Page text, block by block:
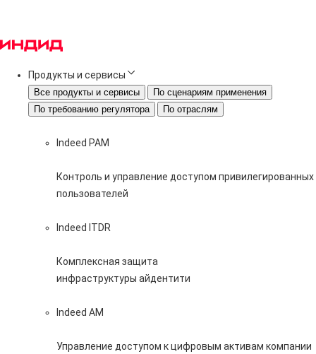
Продукты и сервисы
Все продукты и сервисы
По сценариям применения
По требованию регулятора
По отраслям
Indeed PAM
Контроль и управление доступом привилегированных
пользователей
Indeed ITDR
Комплексная защита
инфраструктуры айдентити
Indeed AM
Управление доступом к цифровым активам компании